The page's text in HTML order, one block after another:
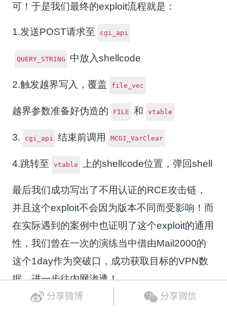
可！于是我们最终的exploit流程就是：
1.发送POST请求至 cgi_api
QUERY_STRING 中放入shellcode
2.触发越界写入，覆盖 file_vec
越界参数准备好伪造的 FILE 和 vtable
3. cgi_api 结束前调用 MCGI_VarClear
4.跳转至 vtable 上的shellcode位置，弹回shell
最后我们成功写出了不用认证的RCE攻击链，
并且这个exploit不会因为版本不同而受影响！而
在实际遇到的案例中也证明了这个exploit的通用
性，我们曾在一次的演练当中借由Mail2000的
这个1day作为突破口，成功获取目标的VPN数
据，进一步往内网渗透！
分享微博 分享微信